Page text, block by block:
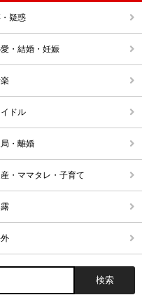
疑惑
・結婚・妊娠
ドル
・離婚
・ママタレ・子育て